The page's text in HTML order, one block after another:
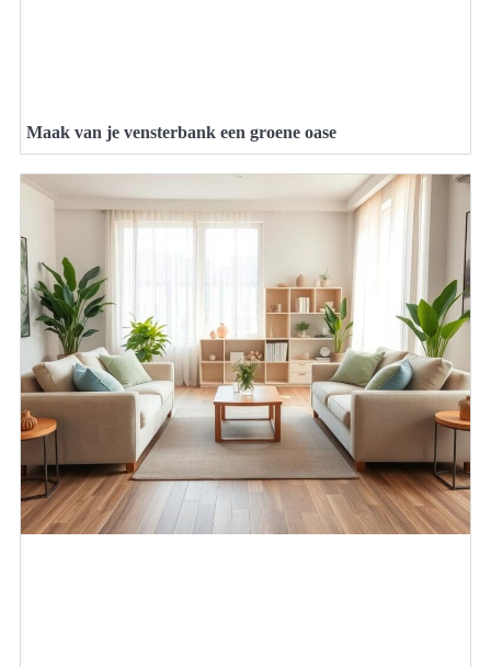
Maak van je vensterbank een groene oase